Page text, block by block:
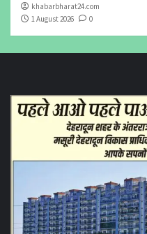
khabarbharat24.com
1 August 2026
0